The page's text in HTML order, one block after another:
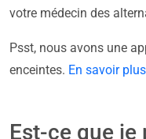
votre médecin des
Psst, nous avons une
enceintes. En savoir plus
Est-ce que je